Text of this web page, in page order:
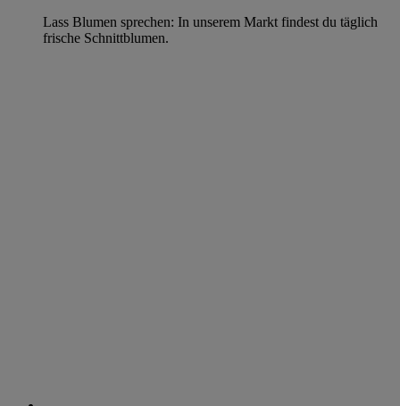
Lass Blumen sprechen: In unserem Markt findest du täglich
frische Schnittblumen.